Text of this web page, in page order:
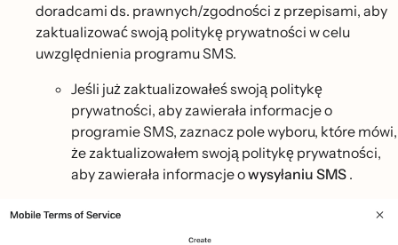
doradcami ds. prawnych/zgodności z przepisami, aby
zaktualizować swoją politykę prywatności w celu
uwzględnienia programu SMS.
Jeśli już zaktualizowałeś swoją politykę
prywatności, aby zawierała informacje o
programie SMS, zaznacz pole wyboru, które mówi,
że zaktualizowałem swoją politykę prywatności,
aby zawierała informacje owysyłaniu SMS .